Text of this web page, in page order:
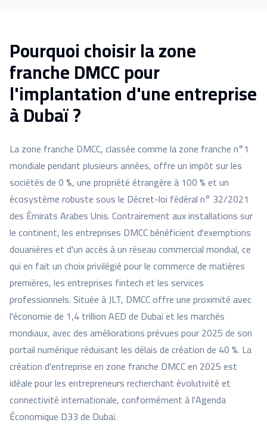
Pourquoi choisir la zone
franche DMCC pour
l'implantation d'une entreprise
à Dubaï ?
La zone franche DMCC, classée comme la zone franche n°1
mondiale pendant plusieurs années, offre un impôt sur les
sociétés de 0 %, une propriété étrangère à 100 % et un
écosystème robuste sous le Décret-loi fédéral n° 32/2021
des Émirats Arabes Unis. Contrairement aux installations sur
le continent, les entreprises DMCC bénéficient d'exemptions
douanières et d'un accès à un réseau commercial mondial, ce
qui en fait un choix privilégié pour le commerce de matières
premières, les entreprises fintech et les services
professionnels. Située à JLT, DMCC offre une proximité avec
l'économie de 1,4 trillion AED de Dubaï et les marchés
mondiaux, avec des améliorations prévues pour 2025 de son
portail numérique réduisant les délais de création de 40 %. La
création d'entreprise en zone franche DMCC en 2025 est
idéale pour les entrepreneurs recherchant évolutivité et
connectivité internationale, conformément à l'Agenda
Économique D33 de Dubaï.